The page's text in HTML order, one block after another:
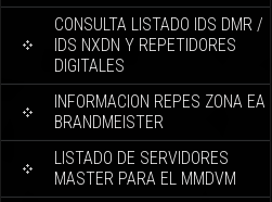
CONSULTA LISTADO IDS DMR /
IDS NXDN Y REPETIDORES
DIGITALES
INFORMACION REPES ZONA EA
BRANDMEISTER
LISTADO DE SERVIDORES
MASTER PARA EL MMDVM